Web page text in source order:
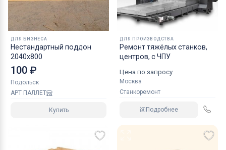
ДЛЯ БИЗНЕСА
Нестандартный поддон
2040х800
100 ₽
Подольск
АРТ ПАЛЛЕТ
Купить
ДЛЯ ПРОИЗВОДСТВА
Ремонт тяжёлых станков,
центров, с ЧПУ
Цена по запросу
Москва
Станкоремонт
Подробнее